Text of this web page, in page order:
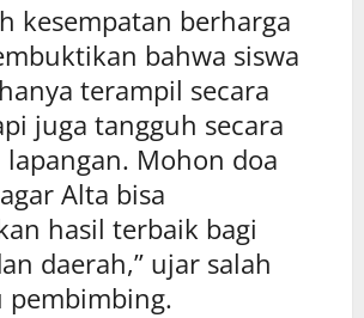
kesempatan berharga
bahwa siswa
terampil secara
juga tangguh secara
Mohon doa
Alta bisa
hasil terbaik bagi
daerah,” ujar salah
pembimbing.